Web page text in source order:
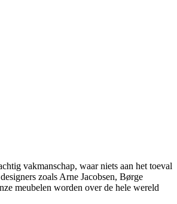
vakmanschap, waar niets aan het toeval
zoals Arne Jacobsen, Børge
meubelen worden over de hele wereld